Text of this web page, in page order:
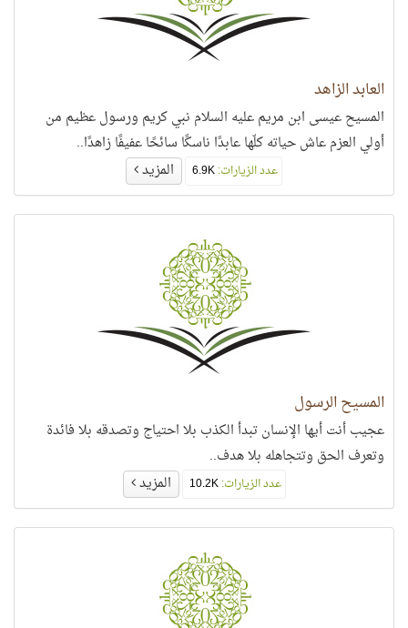
العابد الزاهد
المسيح عيسى ابن مريم عليه السلام نبي كريم ورسول عظيم من
أولي العزم عاش حياته كلّها عابدًا ناسكًا سائحًا عفيفًا زاهدًا..
عدد الزيارات: المزيد
المسيح الرسول
عجيب أنت أيها الإنسان تبدأ الكذب بلا احتياج وتصدقه بلا فائدة
وتعرف الحق وتتجاهله بلا هدف..
عدد الزيارات:10.2K المزيد